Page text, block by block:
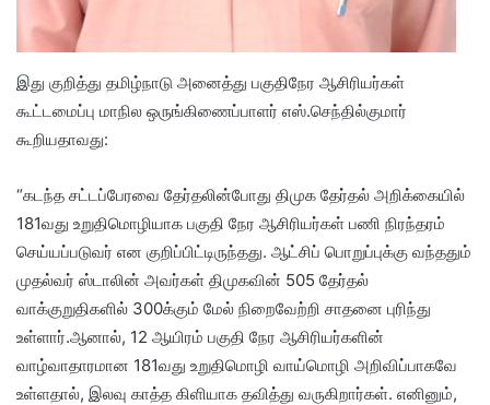
இது குறித்து தமிழ்நாடு அனைத்து பகுதிநேர ஆசிரியர்கள்
கூட்டமைப்பு மாநில ஒருங்கிணைப்பாளர் எஸ்.செந்தில்குமார்
கூறியதாவது:
“கடந்த சட்டப்பேரவை தேர்தலின்போது திமுக தேர்தல் அறிக்கையில்
181வது உறுதிமொழியாக பகுதி நேர ஆசிரியர்கள் பணி நிரந்தரம்
செய்யப்படுவர் என குறிப்பிட்டிருந்தது. ஆட்சிப் பொறுப்புக்கு வந்ததும்
முதல்வர் ஸ்டாலின் அவர்கள் திமுகவின் 505 தேர்தல்
வாக்குறுதிகளில் 300க்கும் மேல் நிறைவேற்றி சாதனை புரிந்து
உள்ளார்.ஆனால், 12 ஆயிரம் பகுதி நேர ஆசிரியர்களின்
வாழ்வாதாரமான 181வது உறுதிமொழி வாய்மொழி அறிவிப்பாகவே
உள்ளதால், இலவு காத்த கிளியாக தவித்து வருகிறார்கள். எனினும்,